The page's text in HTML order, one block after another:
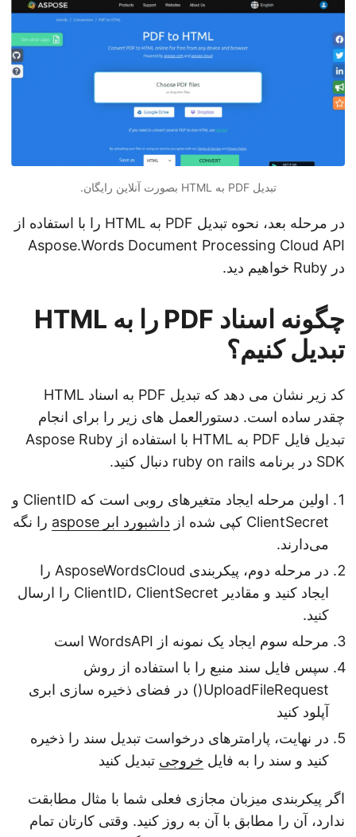
تبدیل PDF به HTML بصورت آنلاین رایگان.
در مرحله بعد، نحوه تبدیل PDF به HTML را با استفاده از
Aspose.Words Document Processing Cloud API
در Ruby خواهیم دید.
چگونه اسناد PDF را به HTML
تبدیل کنیم؟
کد زیر نشان می دهد که تبدیل PDF به اسناد HTML
چقدر ساده است. دستورالعمل های زیر را برای انجام
تبدیل فایل PDF به HTML با استفاده از Aspose Ruby
SDK در برنامه ruby on rails دنبال کنید.
اولین مرحله ایجاد متغیرهای روبی است که ClientID و
ClientSecret کپی شده از
داشبورد ابر aspose
را نگه
می‌دارند.
در مرحله دوم، پیکربندی AsposeWordsCloud را
ایجاد کنید و مقادیر ClientID، ClientSecret را ارسال
کنید.
مرحله سوم ایجاد یک نمونه از WordsAPI است
سپس فایل سند منبع را با استفاده از روش
UploadFileRequest() در فضای ذخیره سازی ابری
آپلود کنید
در نهایت، پارامترهای درخواست تبدیل سند را ذخیره
کنید و سند را به فایل خروجیتبدیل کنید
اگر پیکربندی میزبان مجازی فعلی شما با مثال مطابقت
ندارد، آن را مطابق با آن به روز کنید. وقتی کارتان تمام